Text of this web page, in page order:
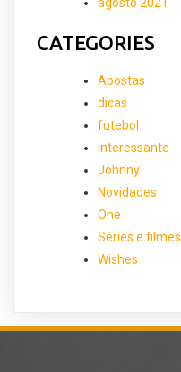
agosto 2021
CATEGORIES
Apostas
dicas
futebol
interessante
Johnny
Novidades
One
Séries e filmes
Wishes